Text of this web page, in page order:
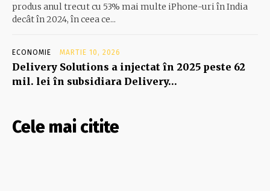
produs anul trecut cu 53% mai multe iPhone-uri în India
decât în 2024, în ceea ce...
ECONOMIE MARTIE 10, 2026
Delivery Solutions a injectat în 2025 peste 62
mil. lei în subsidiara Delivery…
Cele mai citite